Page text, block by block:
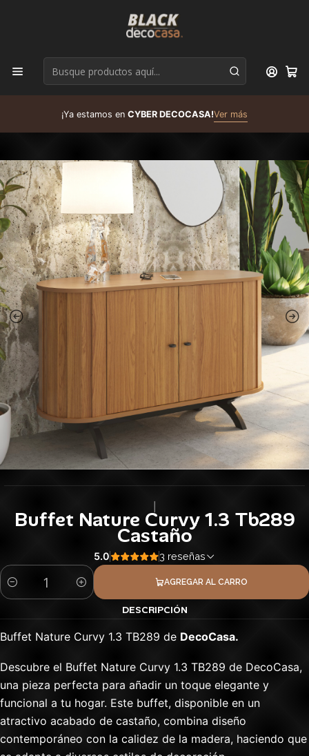
¡Ya estamos en CYBER DECOCASA!Ver más
Buffet Nature Curvy 1.3 Tb289
Castaño
5.0 3 reseñas
Cantidad
AGREGAR AL CARRO
DESCRIPCIÓN
Buffet Nature Curvy 1.3 TB289 de DecoCasa.
Descubre el Buffet Nature Curvy 1.3 TB289 de DecoCasa,
una pieza perfecta para añadir un toque elegante y
funcional a tu hogar. Este buffet, disponible en un
atractivo acabado de castaño, combina diseño
contemporáneo con la calidez de la madera, haciendo que